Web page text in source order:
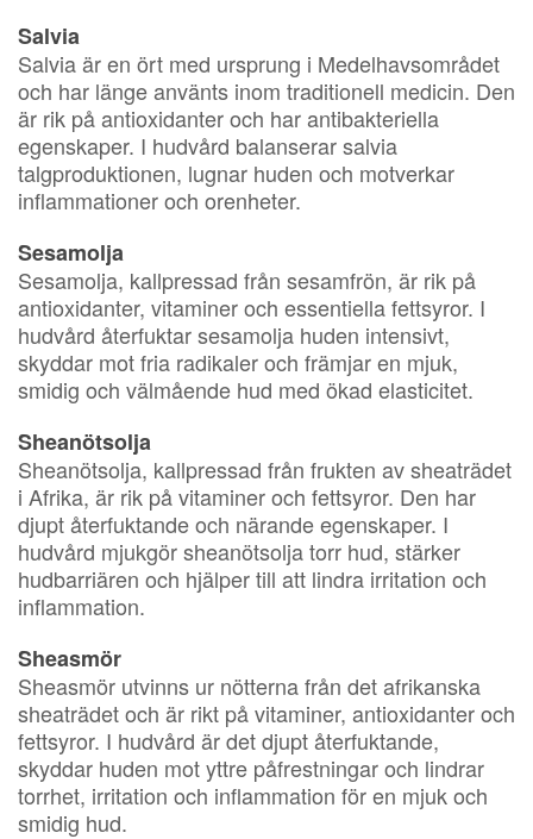
Salvia
Salvia är en ört med ursprung i Medelhavsområdet
och har länge använts inom traditionell medicin. Den
är rik på antioxidanter och har antibakteriella
egenskaper. I hudvård balanserar salvia
talgproduktionen, lugnar huden och motverkar
inflammationer och orenheter.
Sesamolja
Sesamolja, kallpressad från sesamfrön, är rik på
antioxidanter, vitaminer och essentiella fettsyror. I
hudvård återfuktar sesamolja huden intensivt,
skyddar mot fria radikaler och främjar en mjuk,
smidig och välmående hud med ökad elasticitet.
Sheanötsolja
Sheanötsolja, kallpressad från frukten av sheaträdet
i Afrika, är rik på vitaminer och fettsyror. Den har
djupt återfuktande och närande egenskaper. I
hudvård mjukgör sheanötsolja torr hud, stärker
hudbarriären och hjälper till att lindra irritation och
inflammation.
Sheasmör
Sheasmör utvinns ur nötterna från det afrikanska
sheaträdet och är rikt på vitaminer, antioxidanter och
fettsyror. I hudvård är det djupt återfuktande,
skyddar huden mot yttre påfrestningar och lindrar
torrhet, irritation och inflammation för en mjuk och
smidig hud.